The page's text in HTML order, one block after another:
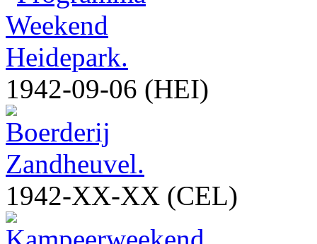
1942-09-06 (HEI)
1942-XX-XX (CEL)